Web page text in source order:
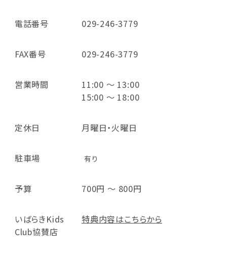
電話番号 029-246-3779
FAX番号 029-246-3779
営業時間
11:00 ～ 13:00
15:00 ～ 18:00
定休日 月曜日・火曜日
駐車場 有り
予算 700円 ～ 800円
いばらきKids
Club協賛店
特典内容はこちらから